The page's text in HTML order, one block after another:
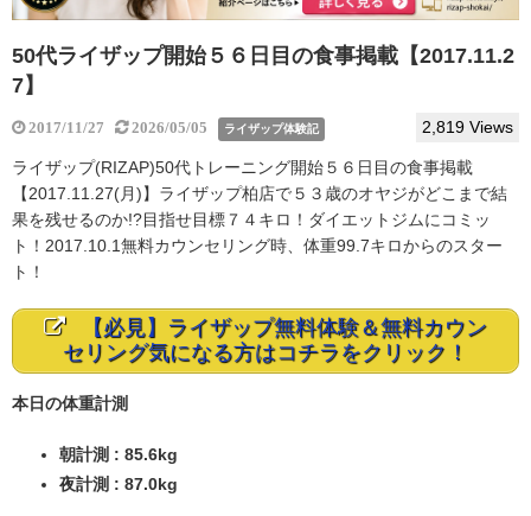
50代ライザップ開始５６日目の食事掲載【2017.11.2
7】
2017/11/27 2026/05/05 ライザップ体験記 2,819 Views
ライザップ(RIZAP)50代トレーニング開始５６日目の食事掲載
【2017.11.27(月)】ライザップ柏店で５３歳のオヤジがどこまで結
果を残せるのか!?目指せ目標７４キロ！ダイエットジムにコミッ
ト！2017.10.1無料カウンセリング時、体重99.7キロからのスター
ト！
【必見】ライザップ無料体験＆無料カウン
セリング気になる方はコチラをクリック！
本日の体重計測
朝計測 : 85.6kg
夜計測 : 87.0kg